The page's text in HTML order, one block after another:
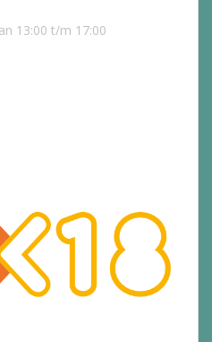
13:00 t/m 17:00